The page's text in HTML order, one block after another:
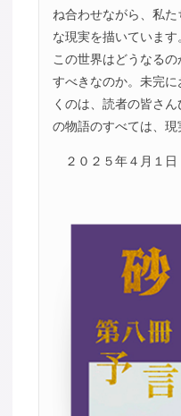
ね合わせながら、私
な現実を描いています
この世界はどうなる
すべきなのか。未完
くのは、読者の皆さ
の物語のすべては、現
２０２５年４月１日